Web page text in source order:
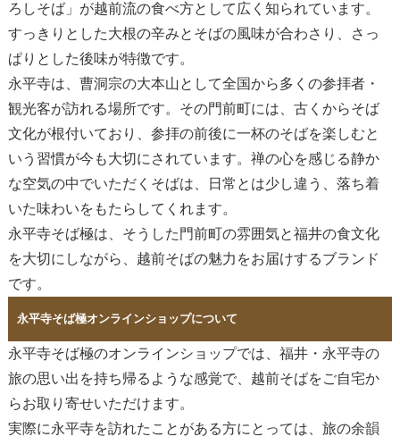
ろしそば」 が越前流の食べ方として広く知られています。
すっきりとした大根の辛みとそばの風味が合わさり、さっ
ぱりとした後味が特徴です。
永平寺は、曹洞宗の大本山として全国から多くの参拝者・
観光客が訪れる場所です。その門前町には、古くからそば
文化が根付いており、参拝の前後に一杯のそばを楽しむと
いう習慣が今も大切にされています。禅の心を感じる静か
な空気の中でいただくそばは、日常とは少し違う、落ち着
いた味わいをもたらしてくれます。
永平寺そば極は、そうした門前町の雰囲気と福井の食文化
を大切にしながら、越前そばの魅力をお届けするブランド
です。
永平寺そば極オンラインショップについて
永平寺そば極のオンラインショップでは、福井・永平寺の
旅の思い出を持ち帰るような感覚で、越前そばをご自宅か
らお取り寄せいただけます。
実際に永平寺を訪れたことがある方にとっては、旅の余韻